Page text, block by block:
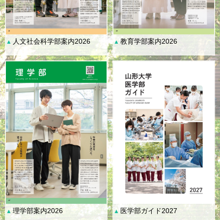
▲ 人文社会科学部案内2026 ▲ 教育学部案内2026
▲理学部案内2026 ▲ 医学部ガイド2027